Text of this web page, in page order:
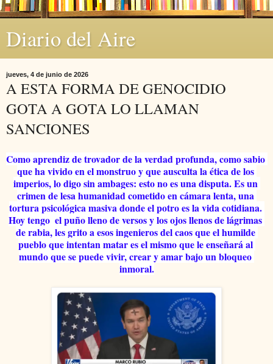
Diario del Aire
jueves, 4 de junio de 2026
A ESTA FORMA DE GENOCIDIO
GOTA A GOTA LO LLAMAN
SANCIONES
Como aprendiz de trovador de la verdad profunda, como sabio
que ha vivido en el monstruo y que ausculta la ética de los
imperios, lo digo sin ambages: esto no es una disputa. Es un
crimen de lesa humanidad cometido en cámara lenta, una
tortura psicológica masiva donde el potro es la vida cotidiana.
Hoy tengo  el puño lleno de versos y los ojos llenos de lágrimas
de rabia, les grito a esos ingenieros del caos que el humilde
pueblo que intentan matar es el mismo que le enseñará al
mundo que se puede vivir, crear y amar bajo un bloqueo
inmoral.